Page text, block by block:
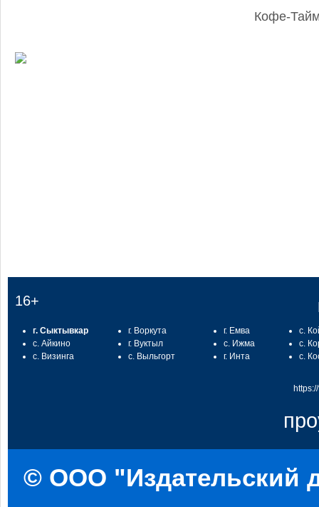
Кофе-
16+
г. Сыктывкар
с. Айкино
с. Визинга
г. Воркута
г. Вуктыл
с. Выльгорт
г. Емва
с. Ижма
г. Инта
с.
с.
с.
© ООО "Издательский